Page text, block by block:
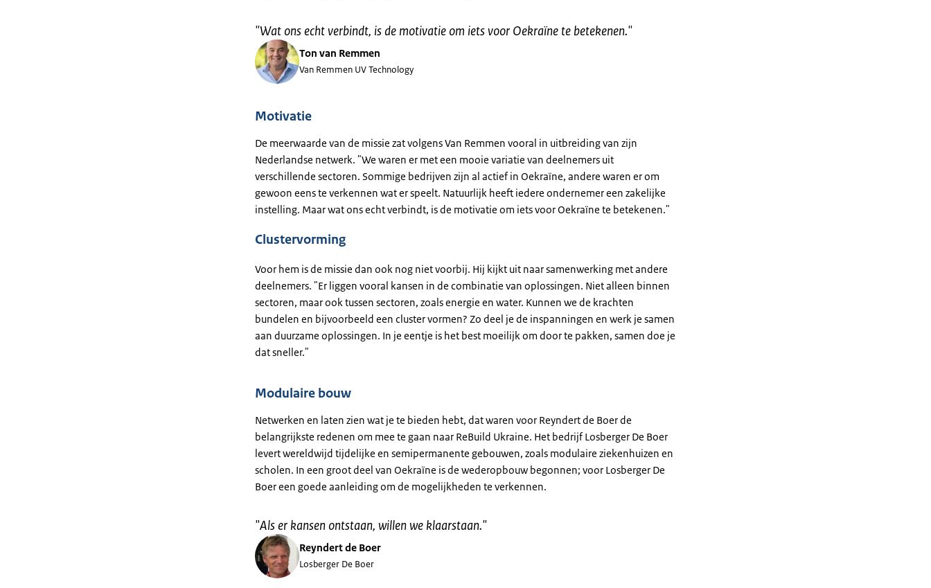
"Wat ons echt verbindt, is de motivatie om iets voor Oekraïne te betekenen."
Ton van Remmen
Van Remmen UV Technology
Motivatie
De meerwaarde van de missie zat volgens Van Remmen vooral in uitbreiding van zijn
Nederlandse netwerk. "We waren er met een mooie variatie van deelnemers uit
verschillende sectoren. Sommige bedrijven zijn al actief in Oekraïne, andere waren er om
gewoon eens te verkennen wat er speelt. Natuurlijk heeft iedere ondernemer een zakelijke
instelling. Maar wat ons echt verbindt, is de motivatie om iets voor Oekraïne te betekenen."
Clustervorming
Voor hem is de missie dan ook nog niet voorbij. Hij kijkt uit naar samenwerking met andere
deelnemers. "Er liggen vooral kansen in de combinatie van oplossingen. Niet alleen binnen
sectoren, maar ook tussen sectoren, zoals energie en water. Kunnen we de krachten
bundelen en bijvoorbeeld een cluster vormen? Zo deel je de inspanningen en werk je samen
aan duurzame oplossingen. In je eentje is het best moeilijk om door te pakken, samen doe je
dat sneller."
Modulaire bouw
Netwerken en laten zien wat je te bieden hebt, dat waren voor Reyndert de Boer de
belangrijkste redenen om mee te gaan naar ReBuild Ukraine. Het bedrijf Losberger De Boer
levert wereldwijd tijdelijke en semipermanente gebouwen, zoals modulaire ziekenhuizen en
scholen. In een groot deel van Oekraïne is de wederopbouw begonnen; voor Losberger De
Boer een goede aanleiding om de mogelijkheden te verkennen.
"Als er kansen ontstaan, willen we klaarstaan."
Reyndert de Boer
Losberger De Boer